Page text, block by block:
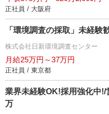
正社員 / 大阪府
「環境調査の採取」未経験
株式会社日新環境調査センター
月給25万円～37万円
正社員 / 東京都
業界未経験OK!採用強化中
万